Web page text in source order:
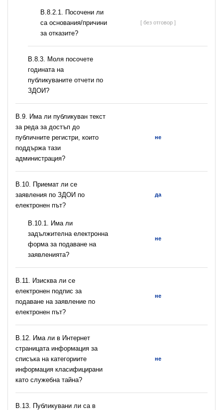
В.8.2.1. Посочени ли
са основания/причини
за отказите?
[ без отговор ]
В.8.3. Моля посочете
годината на
публикуваните отчети по
ЗДОИ?
В.9. Има ли публикуван текст
за реда за достъп до
публичните регистри, които
поддържа тази
администрация?
не
В.10. Приемат ли се
заявления по ЗДОИ по
електронен път?
да
В.10.1. Има ли
задължителна електронна
форма за подаване на
заявленията?
не
В.11. Изисква ли се
електронен подпис за
подаване на заявление по
електронен път?
не
В.12. Има ли в Интернет
страницата информация за
списъка на категориите
информация класифицирани
като служебна тайна?
не
В.13. Публикувани ли са в